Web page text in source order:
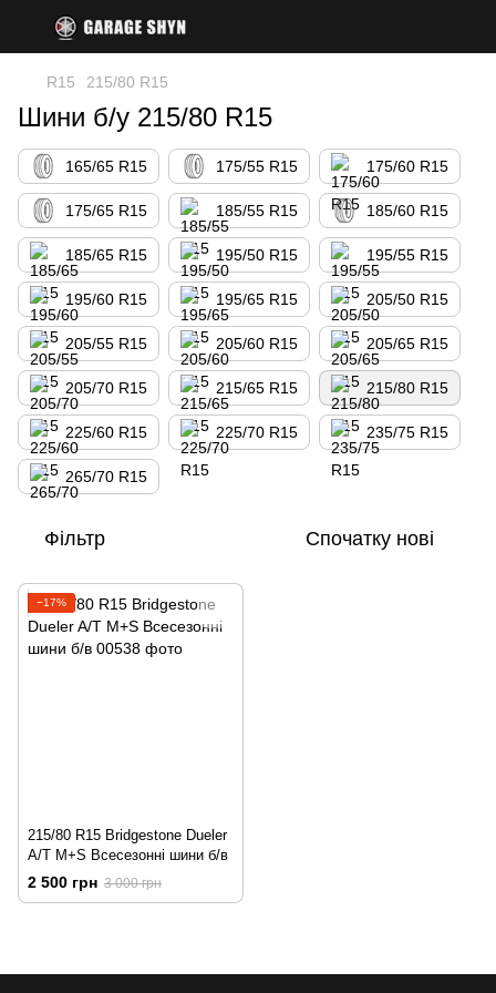
R15 215/80 R15
Шини б/у 215/80 R15
165/65 R15 175/55 R15 175/60 R15
175/65 R15 185/55 R15 185/60 R15
185/65 R15 195/50 R15 195/55 R15
195/60 R15 195/65 R15 205/50 R15
205/55 R15 205/60 R15 205/65 R15
205/70 R15 215/65 R15 215/80 R15
225/60 R15 225/70 R15 235/75 R15
265/70 R15
Фільтр Спочатку нові
−17%
215/80 R15 Bridgestone Dueler
A/T M+S Всесезонні шини б/в
2 500 грн 3 000 грн